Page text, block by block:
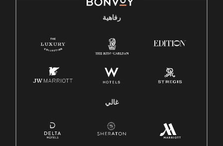
رفاهية
غالي